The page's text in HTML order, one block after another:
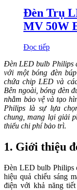
Đèn Trụ
MV 50W
Đọc tiếp
Đèn LED bulb Philips
với một bóng đèn
chứa chip LED và
Bên ngoài, bóng đèn
nhằm bảo vệ và tạo
Philips là sự lựa
chung, mang lại giải
thiểu chi phí bảo trì.
1. Giới thiệu
Đèn LED bulb Philips
hiệu quả chiếu sáng
điện với khả năng